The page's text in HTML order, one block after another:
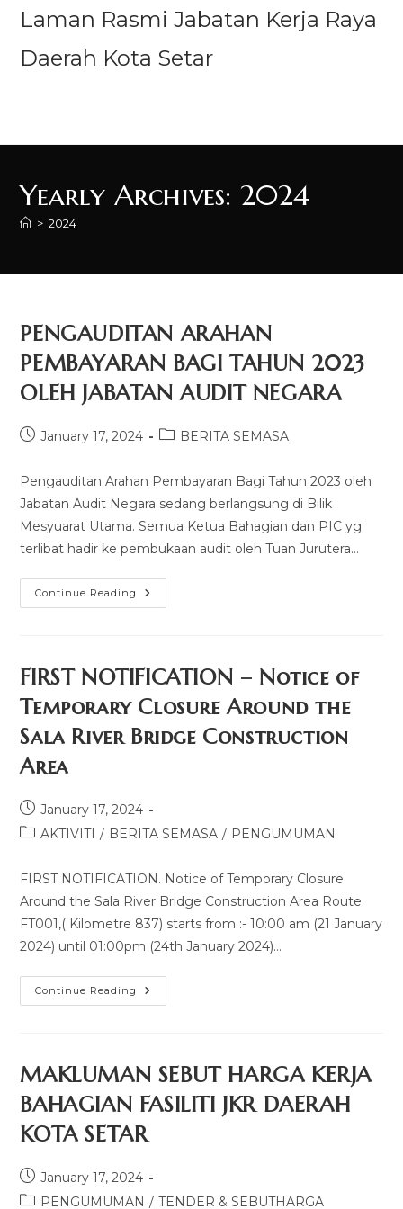
Laman Rasmi Jabatan Kerja Raya
Daerah Kota Setar
Yearly Archives: 2024
> 2024
PENGAUDITAN ARAHAN
PEMBAYARAN BAGI TAHUN 2023
OLEH JABATAN AUDIT NEGARA
January 17, 2024 BERITA SEMASA
Pengauditan Arahan Pembayaran Bagi Tahun 2023 oleh
Jabatan Audit Negara sedang berlangsung di Bilik
Mesyuarat Utama. Semua Ketua Bahagian dan PIC yg
terlibat hadir ke pembukaan audit oleh Tuan Jurutera…
Continue Reading
FIRST NOTIFICATION – Notice of
Temporary Closure Around the
Sala River Bridge Construction
Area
January 17, 2024
AKTIVITI / BERITA SEMASA / PENGUMUMAN
FIRST NOTIFICATION. Notice of Temporary Closure
Around the Sala River Bridge Construction Area Route
FT001,( Kilometre 837) starts from :- 10:00 am (21 January
2024) until 01:00pm (24th January 2024)…
Continue Reading
MAKLUMAN SEBUT HARGA KERJA
BAHAGIAN FASILITI JKR DAERAH
KOTA SETAR
January 17, 2024
PENGUMUMAN / TENDER & SEBUTHARGA